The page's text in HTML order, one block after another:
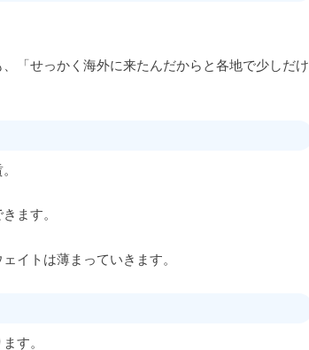
「せっかく海外に来たんだからと各地で少しだけ
ます。
イトは薄まっていきます。
す。